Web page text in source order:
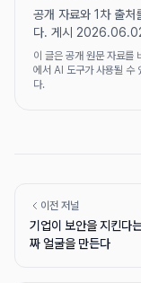
공개 자료와 1차 출처
다. 게시
이 글은 공개 원문 자료를
에서 AI 도구가 사용될 수
다.
이전 저널
기업이 보안을 지킨다
짜 얼굴을 만든다